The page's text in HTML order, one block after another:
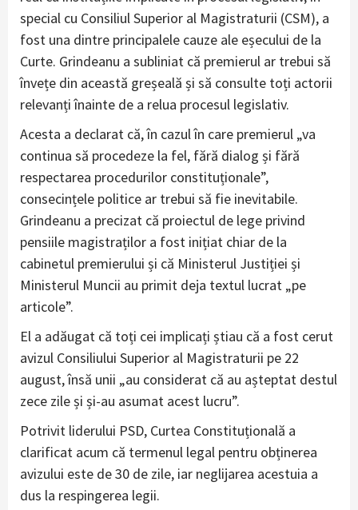
special cu Consiliul Superior al Magistraturii (CSM), a
fost una dintre principalele cauze ale eșecului de la
Curte. Grindeanu a subliniat că premierul ar trebui să
învețe din această greșeală și să consulte toți actorii
relevanți înainte de a relua procesul legislativ.
Acesta a declarat că, în cazul în care premierul „va
continua să procedeze la fel, fără dialog și fără
respectarea procedurilor constituționale”,
consecințele politice ar trebui să fie inevitabile.
Grindeanu a precizat că proiectul de lege privind
pensiile magistraților a fost inițiat chiar de la
cabinetul premierului și că Ministerul Justiției și
Ministerul Muncii au primit deja textul lucrat „pe
articole”.
El a adăugat că toți cei implicați știau că a fost cerut
avizul Consiliului Superior al Magistraturii pe 22
august, însă unii „au considerat că au așteptat destul
zece zile și și-au asumat acest lucru”.
Potrivit liderului PSD, Curtea Constituțională a
clarificat acum că termenul legal pentru obținerea
avizului este de 30 de zile, iar neglijarea acestuia a
dus la respingerea legii.